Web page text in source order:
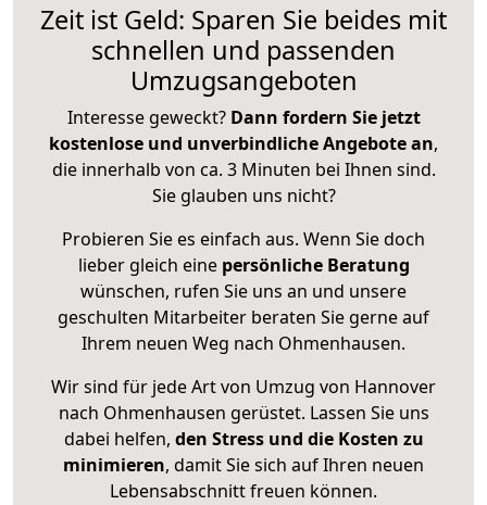
Zeit ist Geld: Sparen Sie beides mit
schnellen und passenden
Umzugsangeboten
Interesse geweckt? Dann fordern Sie jetzt
kostenlose und unverbindliche Angebote an,
die innerhalb von ca. 3 Minuten bei Ihnen sind.
Sie glauben uns nicht?
Probieren Sie es einfach aus. Wenn Sie doch
lieber gleich eine persönliche Beratung
wünschen, rufen Sie uns an und unsere
geschulten Mitarbeiter beraten Sie gerne auf
Ihrem neuen Weg nach Ohmenhausen.
Wir sind für jede Art von Umzug von Hannover
nach Ohmenhausen gerüstet. Lassen Sie uns
dabei helfen, den Stress und die Kosten zu
minimieren, damit Sie sich auf Ihren neuen
Lebensabschnitt freuen können.